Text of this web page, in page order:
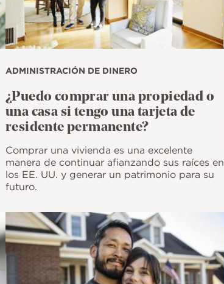
ADMINISTRACIÓN DE DINERO
¿Puedo comprar una propiedad o
una casa si tengo una tarjeta de
residente permanente?
Comprar una vivienda es una excelente
manera de continuar afianzando sus raíces en
los EE. UU. y generar un patrimonio para su
futuro.
Imagen